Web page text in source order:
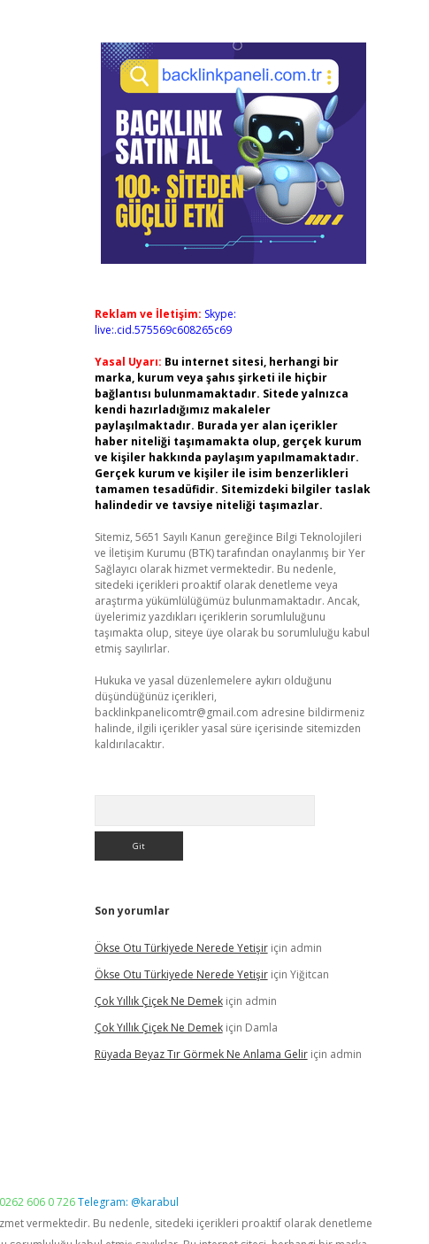
Reklam ve İletişim: Skype:
live:.cid.575569c608265c69
Yasal Uyarı: Bu internet sitesi, herhangi bir
marka, kurum veya şahıs şirketi ile hiçbir
bağlantısı bulunmamaktadır. Sitede yalnızca
kendi hazırladığımız makaleler
paylaşılmaktadır. Burada yer alan içerikler
haber niteliği taşımamakta olup, gerçek kurum
ve kişiler hakkında paylaşım yapılmamaktadır.
Gerçek kurum ve kişiler ile isim benzerlikleri
tamamen tesadüfidir. Sitemizdeki bilgiler taslak
halindedir ve tavsiye niteliği taşımazlar.
Sitemiz, 5651 Sayılı Kanun gereğince Bilgi Teknolojileri
ve İletişim Kurumu (BTK) tarafından onaylanmış bir Yer
Sağlayıcı olarak hizmet vermektedir. Bu nedenle,
sitedeki içerikleri proaktif olarak denetleme veya
araştırma yükümlülüğümüz bulunmamaktadır. Ancak,
üyelerimiz yazdıkları içeriklerin sorumluluğunu
taşımakta olup, siteye üye olarak bu sorumluluğu kabul
etmiş sayılırlar.
Hukuka ve yasal düzenlemelere aykırı olduğunu
düşündüğünüz içerikleri,
backlinkpanelicomtr@gmail.com adresine bildirmeniz
halinde, ilgili içerikler yasal süre içerisinde sitemizden
kaldırılacaktır.
Son yorumlar
Ökse Otu Türkiyede Nerede Yetişiriçin admin
Ökse Otu Türkiyede Nerede Yetişiriçin Yiğitcan
Çok Yıllık Çiçek Ne Demekiçin admin
Çok Yıllık Çiçek Ne Demekiçin Damla
Rüyada Beyaz Tır Görmek Ne Anlama Geliriçin admin
606 0 726Telegram: @karabul
vermektedir. Bu nedenle, sitedeki içerikleri proaktif olarak denetleme